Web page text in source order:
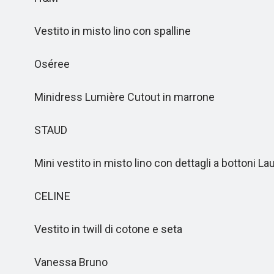
Vestito in misto lino con spalline
Oséree
Minidress Lumière Cutout in marrone
STAUD
Mini vestito in misto lino con dettagli a bottoni
CELINE
Vestito in twill di cotone e seta
Vanessa Bruno